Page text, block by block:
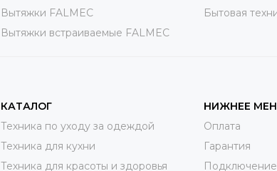
Вытяжки FALMEC
Вытяжки встраиваемые FALMEC
Бытовая
КАТАЛОГ
Техника по уходу за одеждой
Техника для кухни
Техника для красоты и здоровья
НИЖНЕЕ
Оплата
Гарантия
Подключение